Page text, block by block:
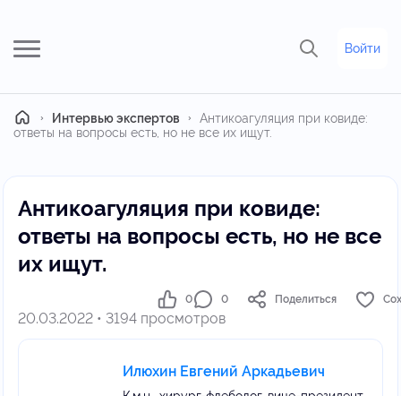
Войти
ГлавнаяИнтервью экспертов
Антикоагуляция при ковиде:
ответы на вопросы есть, но не все их ищут.
Антикоагуляция при ковиде:
ответы на вопросы есть, но не все
их ищут.
20.03.2022 • 3194 просмотров
0 0 Поделиться
Илюхин Евгений Аркадьевич